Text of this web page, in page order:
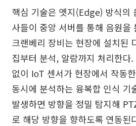
핵심 기술은 엣지(Edge) 방식의
사들이 중앙 서버를 통해 음원을
크랜베리 장비는 현장에 설치된
집부터 분석, 알람까지 처리한다
없이 IoT 센서가 현장에서 작동
동시에 분석하는 융복합 인식 기
발생하면 방향을 정밀 탐지해
로 해당 방향을 향하도록 연동된